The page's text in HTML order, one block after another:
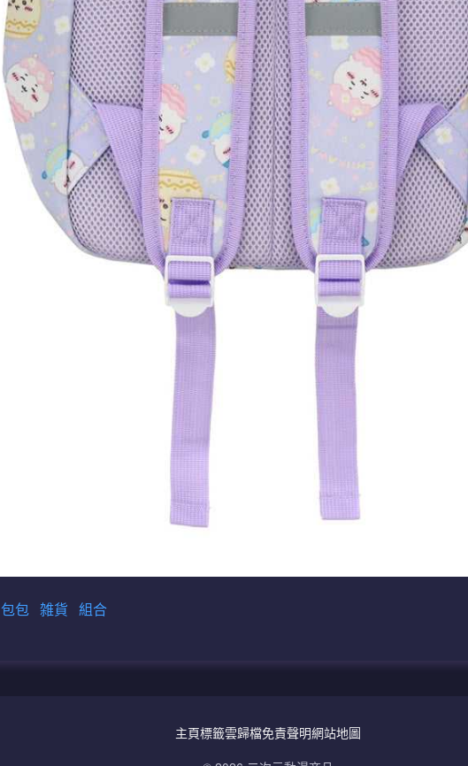
包包 雑貨 組合
主頁標籤雲歸檔免責聲明網站地圖